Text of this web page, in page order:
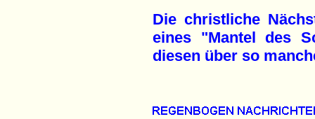
Die christliche
eines "Mantel des
diesen über so